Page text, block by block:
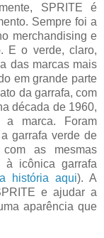
SPRITE é
Sempre foi a
merchandising e
E o verde, claro,
das marcas mais
em grande parte
da garrafa, com
década de 1960,
a marca. Foram
garrafa verde de
com as mesmas
à icônica garrafa
história aqui). A
e ajudar a
aparência que